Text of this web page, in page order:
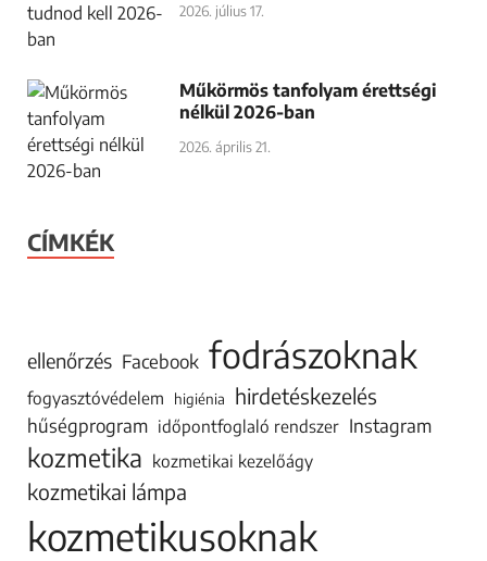
2026. július 17.
Műkörmös tanfolyam érettségi
nélkül 2026-ban
2026. április 21.
CÍMKÉK
ellenőrzés Facebook fodrászoknak
fogyasztóvédelem higiénia hirdetéskezelés
hűségprogram időpontfoglaló rendszer Instagram
kozmetika kozmetikai kezelőágy
kozmetikai lámpa
kozmetikusoknak